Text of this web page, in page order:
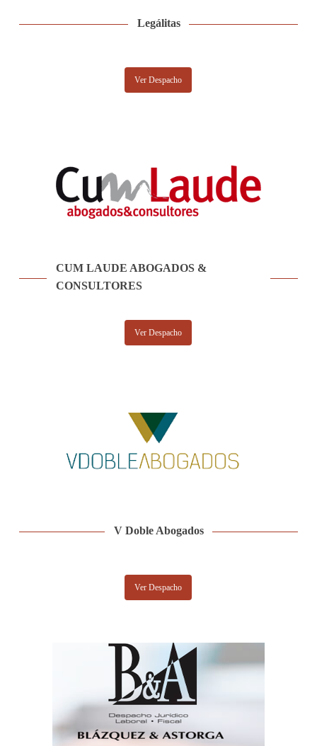
Legálitas
Ver Despacho
CUM LAUDE ABOGADOS &
CONSULTORES
Ver Despacho
V Doble Abogados
Ver Despacho